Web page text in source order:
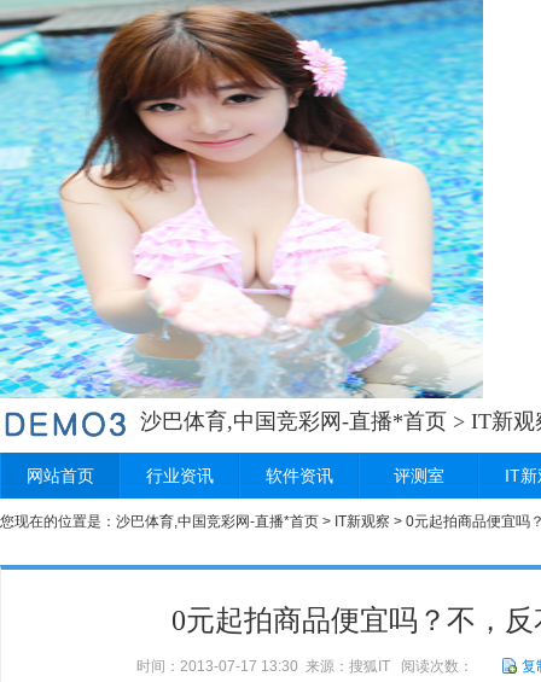
沙巴体育,中国竞彩网-直播*首页 > IT新观
网站首页 行业资讯 软件资讯 评测室 IT
您现在的位置是： 沙巴体育,中国竞彩网-直播*首页 > IT新观察 > 0元起拍商品便宜吗
0元起拍商品便宜吗？不，
时间：2013-07-17 13:30 来源：搜狐IT 阅读次数： 复